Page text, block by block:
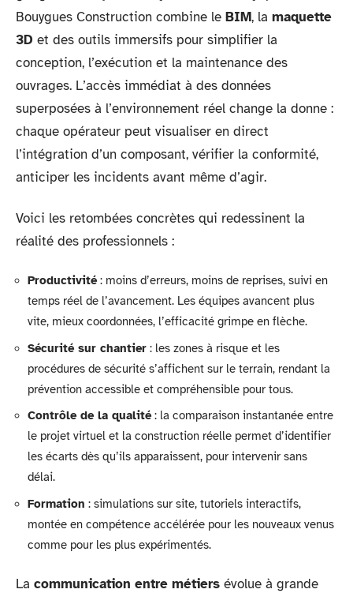
Bouygues Construction combine le BIM, la maquette
3D et des outils immersifs pour simplifier la
conception, l’exécution et la maintenance des
ouvrages. L’accès immédiat à des données
superposées à l’environnement réel change la donne :
chaque opérateur peut visualiser en direct
l’intégration d’un composant, vérifier la conformité,
anticiper les incidents avant même d’agir.
Voici les retombées concrètes qui redessinent la
réalité des professionnels :
Productivité: moins d’erreurs, moins de reprises, suivi en
temps réel de l’avancement. Les équipes avancent plus
vite, mieux coordonnées, l’efficacité grimpe en flèche.
Sécurité sur chantier : les zones à risque et les
procédures de sécurité s’affichent sur le terrain, rendant la
prévention accessible et compréhensible pour tous.
Contrôle de la qualité: la comparaison instantanée entre
le projet virtuel et la construction réelle permet d’identifier
les écarts dès qu’ils apparaissent, pour intervenir sans
délai.
Formation : simulations sur site, tutoriels interactifs,
montée en compétence accélérée pour les nouveaux venus
comme pour les plus expérimentés.
La communication entre métiers évolue à grande